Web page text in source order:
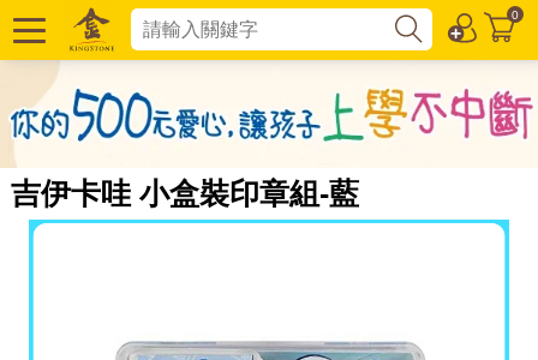
0
吉伊卡哇 小盒裝印章組-藍